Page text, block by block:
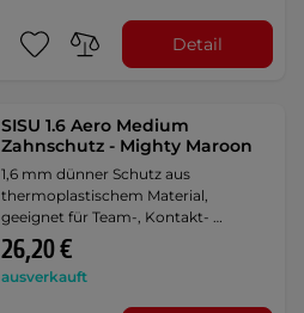
Detail
SISU 1.6 Aero Medium
Zahnschutz - Mighty Maroon
1,6 mm dünner Schutz aus
thermoplastischem Material,
geeignet für Team-, Kontakt- …
26,20 €
ausverkauft